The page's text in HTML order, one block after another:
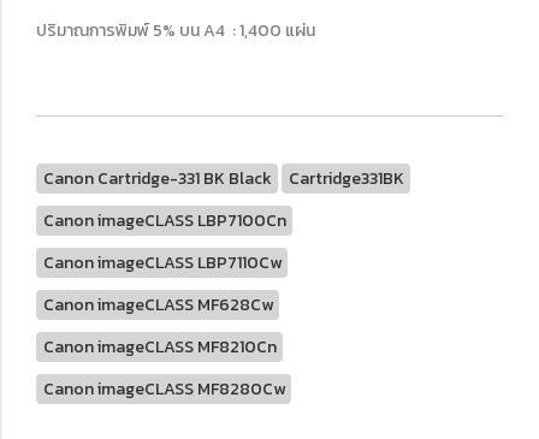
ปริมาณการพิมพ์ 5% บน A4 : 1,400 แผ่น
Canon Cartridge-331 BK Black
Cartridge331BK
Canon imageCLASS LBP7100Cn
Canon imageCLASS LBP7110Cw
Canon imageCLASS MF628Cw
Canon imageCLASS MF8210Cn
Canon imageCLASS MF8280Cw